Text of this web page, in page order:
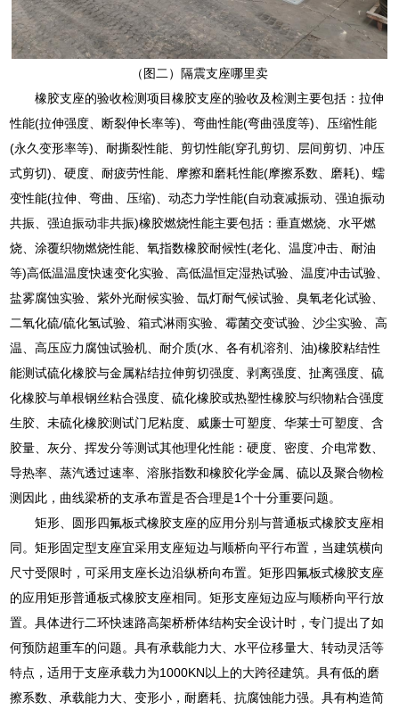
（图二）隔震支座哪里卖
橡胶支座的验收检测项目橡胶支座的验收及检测主要包括：拉伸
性能(拉伸强度、断裂伸长率等)、弯曲性能(弯曲强度等)、压缩性能
(永久变形率等)、耐撕裂性能、剪切性能(穿孔剪切、层间剪切、冲压
式剪切)、硬度、耐疲劳性能、摩擦和磨耗性能(摩擦系数、磨耗)、蠕
变性能(拉伸、弯曲、压缩)、动态力学性能(自动衰减振动、强迫振动
共振、强迫振动非共振)橡胶燃烧性能主要包括：垂直燃烧、水平燃
烧、涂覆织物燃烧性能、氧指数橡胶耐候性(老化、温度冲击、耐油
等)高低温温度快速变化实验、高低温恒定湿热试验、温度冲击试验、
盐雾腐蚀实验、紫外光耐候实验、氙灯耐气候试验、臭氧老化试验、
二氧化硫/硫化氢试验、箱式淋雨实验、霉菌交变试验、沙尘实验、高
温、高压应力腐蚀试验机、耐介质(水、各有机溶剂、油)橡胶粘结性
能测试硫化橡胶与金属粘结拉伸剪切强度、剥离强度、扯离强度、硫
化橡胶与单根钢丝粘合强度、硫化橡胶或热塑性橡胶与织物粘合强度
生胶、未硫化橡胶测试门尼粘度、威廉士可塑度、华莱士可塑度、含
胶量、灰分、挥发分等测试其他理化性能：硬度、密度、介电常数、
导热率、蒸汽透过速率、溶胀指数和橡胶化学金属、硫以及聚合物检
测因此，曲线梁桥的支承布置是否合理是1个十分重要问题。
矩形、圆形四氟板式橡胶支座的应用分别与普通板式橡胶支座相
同。矩形固定型支座宜采用支座短边与顺桥向平行布置，当建筑横向
尺寸受限时，可采用支座长边沿纵桥向布置。矩形四氟板式橡胶支座
的应用矩形普通板式橡胶支座相同。矩形支座短边应与顺桥向平行放
置。具体进行二环快速路高架桥桥体结构安全设计时，专门提出了如
何预防超重车的问题。具有承载能力大、水平位移量大、转动灵活等
特点，适用于支座承载力为1000KN以上的大跨径建筑。具有低的磨
擦系数、承载能力大、变形小，耐磨耗、抗腐蚀能力强。具有构造简